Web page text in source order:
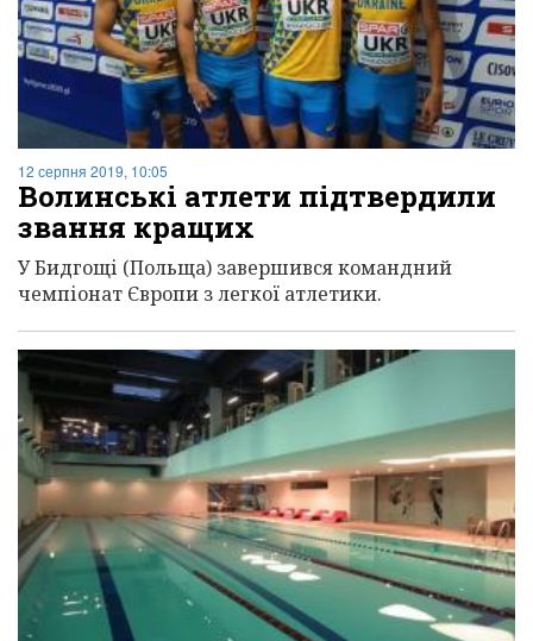
12 серпня 2019, 10:05
Волинські атлети підтвердили
звання кращих
У Бидгощі (Польща) завершився командний
чемпіонат Європи з легкої атлетики.